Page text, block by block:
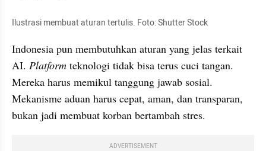
Ilustrasi membuat aturan tertulis. Foto: Shutter Stock
Indonesia pun membutuhkan aturan yang jelas terkait
AI. Platform teknologi tidak bisa terus cuci tangan.
Mereka harus memikul tanggung jawab sosial.
Mekanisme aduan harus cepat, aman, dan transparan,
bukan jadi membuat korban bertambah stres.
ADVERTISEMENT